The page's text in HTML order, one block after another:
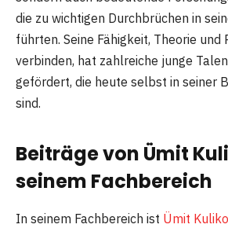
die zu wichtigen Durchbrüchen in
führten. Seine Fähigkeit, Theorie und
verbinden, hat zahlreiche junge
gefördert, die heute selbst in seiner
sind.
Beiträge von Ümit
seinem Fachbereich
In seinem Fachbereich ist Ümit